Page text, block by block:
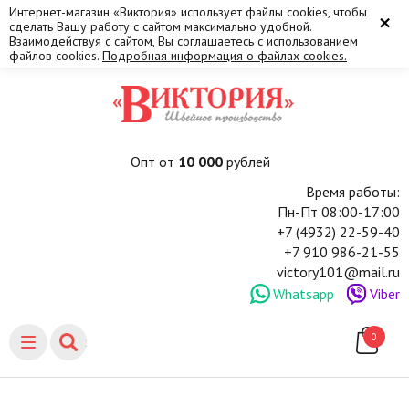
×
Интернет-магазин «Виктория» использует файлы cookies, чтобы
сделать Вашу работу с сайтом максимально удобной.
Взаимодействуя с сайтом, Вы соглашаетесь с использованием
файлов cookies. Подробная информация о файлах cookies.
Опт от 10 000рублей
Время работы:
Пн-Пт 08:00-17:00
+7 (4932) 22-59-40
+7 910 986-21-55
victory101@mail.ru
Whatsapp
Viber
0